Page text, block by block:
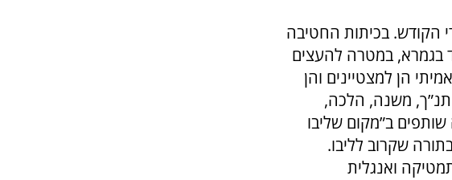
הקודש. בכיתות החטיבה
בגמרא, במטרה להעצים
הן למצטיינים והן
תנ”ך, משנה, הלכה,
ב”מקום שליבו
שקרוב לליבו.
ואנגלית